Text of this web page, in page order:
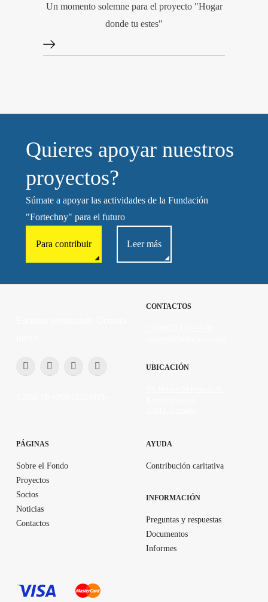
Un momento solemne para el proyecto "Hogar
donde tu estes"
Quieres apoyar nuestros
proyectos?
Súmate a apoyar las actividades de la Fundación
"Fortechny" para el futuro
Para contribuir Leer más
CONTACTOS
UBICACIÓN
PÁGINAS
Sobre el Fondo
Proyectos
Socios
Noticias
Contactos
AYUDA
Contribución caritativa
INFORMACIÓN
Preguntas y respuestas
Documentos
Informes